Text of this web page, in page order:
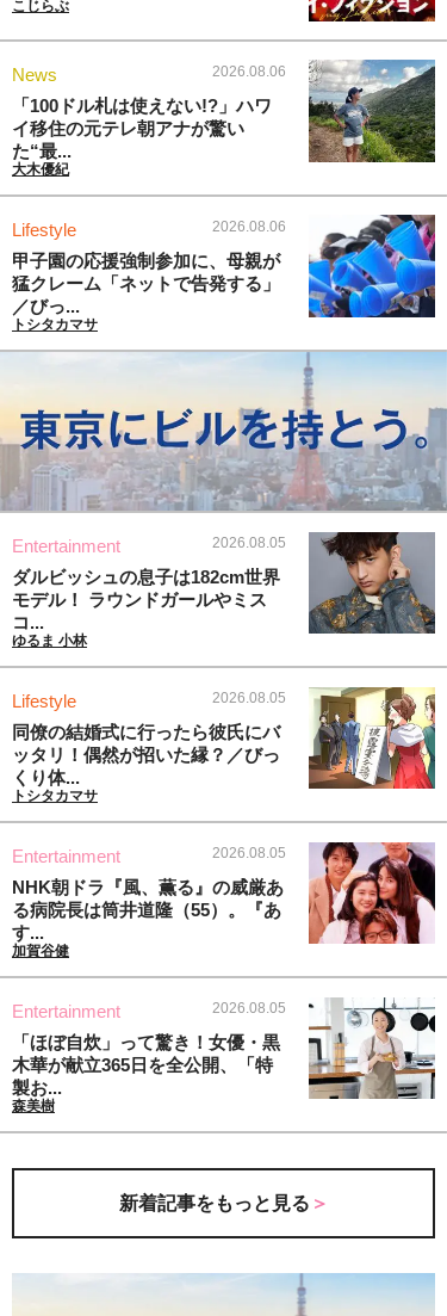
こじらぶ
News 2026.08.06
「100ドル札は使えない!?」ハワ
イ移住の元テレ朝アナが驚い
た“最...
大木優紀
Lifestyle 2026.08.06
甲子園の応援強制参加に、母親が
猛クレーム「ネットで告発する」
／びっ...
トシタカマサ
Entertainment 2026.08.05
ダルビッシュの息子は182cm世界
モデル！ ラウンドガールやミス
コ...
ゆるま 小林
Lifestyle 2026.08.05
同僚の結婚式に行ったら彼氏にバ
ッタリ！偶然が招いた縁？／びっ
くり体...
トシタカマサ
Entertainment 2026.08.05
NHK朝ドラ『風、薫る』の威厳あ
る病院長は筒井道隆（55）。『あ
す...
加賀谷健
Entertainment 2026.08.05
「ほぼ自炊」って驚き！女優・黒
木華が献立365日を全公開、「特
製お...
森美樹
新着記事をもっと見る